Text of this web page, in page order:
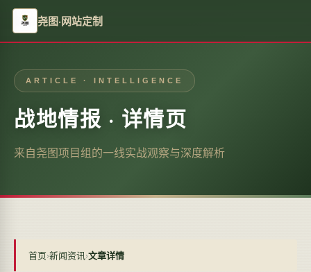
尧图·网站定制
ARTICLE · INTELLIGENCE
战地情报 · 详情页
来自尧图项目组的一线实战观察与深度解析
首页›新闻资讯›文章详情